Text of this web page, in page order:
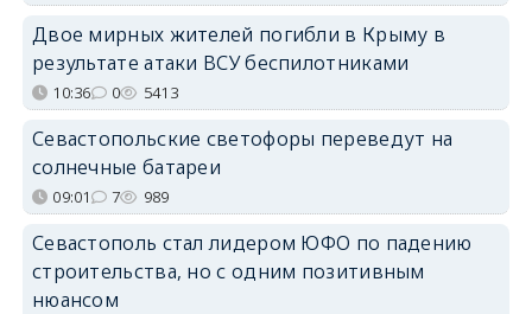
Двое мирных жителей погибли в Крыму в
результате атаки ВСУ беспилотниками
10:36 0 5413
Севастопольские светофоры переведут на
солнечные батареи
09:01 7 989
Севастополь стал лидером ЮФО по падению
строительства, но с одним позитивным
нюансом